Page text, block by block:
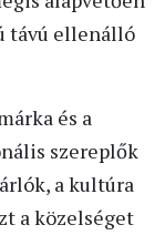
távú ellenálló
és a
szereplők
a kultúra
a közelséget